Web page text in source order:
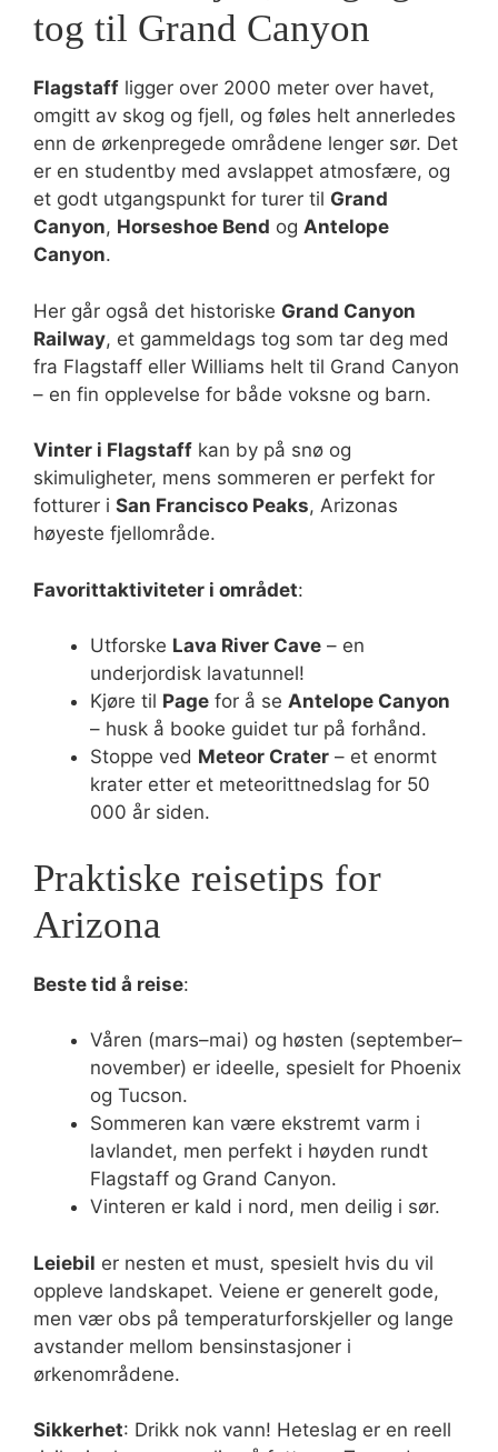
tog til Grand Canyon
Flagstaff ligger over 2000 meter over havet,
omgitt av skog og fjell, og føles helt annerledes
enn de ørkenpregede områdene lenger sør. Det
er en studentby med avslappet atmosfære, og
et godt utgangspunkt for turer til Grand
Canyon, Horseshoe Bend og Antelope
Canyon.
Her går også det historiske Grand Canyon
Railway, et gammeldags tog som tar deg med
fra Flagstaff eller Williams helt til Grand Canyon
– en fin opplevelse for både voksne og barn.
Vinter i Flagstaff kan by på snø og
skimuligheter, mens sommeren er perfekt for
fotturer i San Francisco Peaks, Arizonas
høyeste fjellområde.
Favorittaktiviteter i området:
Utforske Lava River Cave – en
underjordisk lavatunnel!
Kjøre til Page for å se Antelope Canyon
– husk å booke guidet tur på forhånd.
Stoppe ved Meteor Crater – et enormt
krater etter et meteorittnedslag for 50
000 år siden.
Praktiske reisetips for
Arizona
Beste tid å reise:
Våren (mars–mai) og høsten (september–
november) er ideelle, spesielt for Phoenix
og Tucson.
Sommeren kan være ekstremt varm i
lavlandet, men perfekt i høyden rundt
Flagstaff og Grand Canyon.
Vinteren er kald i nord, men deilig i sør.
Leiebil er nesten et must, spesielt hvis du vil
oppleve landskapet. Veiene er generelt gode,
men vær obs på temperaturforskjeller og lange
avstander mellom bensinstasjoner i
ørkenområdene.
Sikkerhet: Drikk nok vann! Heteslag er en reell